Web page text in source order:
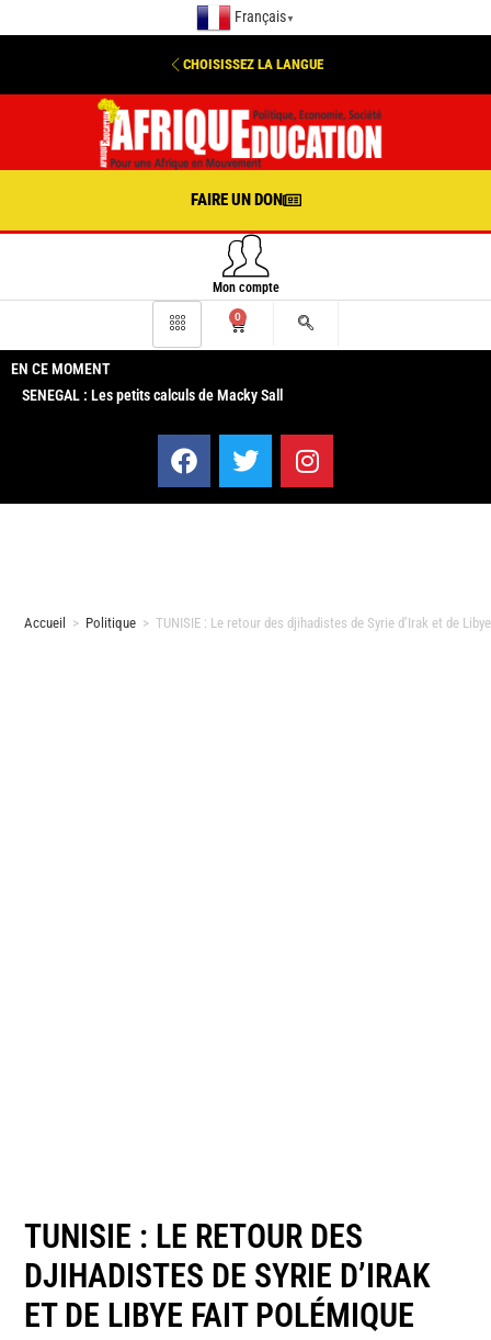
Français ▼
CHOISISSEZ LA LANGUE
FAIRE UN DON
Mon compte
0
EN CE MOMENT
SENEGAL : Les petits calculs de Macky Sall
Accueil > Politique > TUNISIE : Le retour des djihadistes de Syrie d’Irak et de
TUNISIE : LE RETOUR DES
DJIHADISTES DE SYRIE D’IRAK
ET DE LIBYE FAIT POLÉMIQUE